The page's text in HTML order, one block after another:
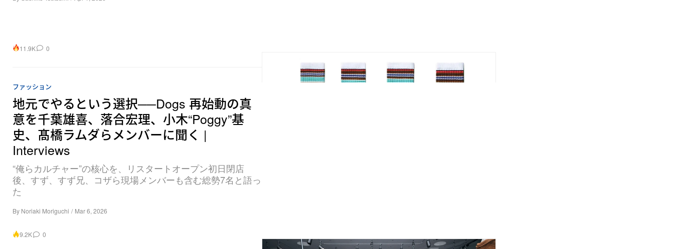
11.9K 0
ファッション
地元でやるという選択──Dogs 再始動の真
意を千葉雄喜、落合宏理、小木“Poggy”基
史、髙橋ラムダらメンバーに聞く |
Interviews
“俺らカルチャー”の核心を、リスタートオープン初日閉店
後、すず、すず兄、コザら現場メンバーも含む総勢7名と語っ
た
By Noriaki Moriguchi / Mar 6, 2026
9.2K 0